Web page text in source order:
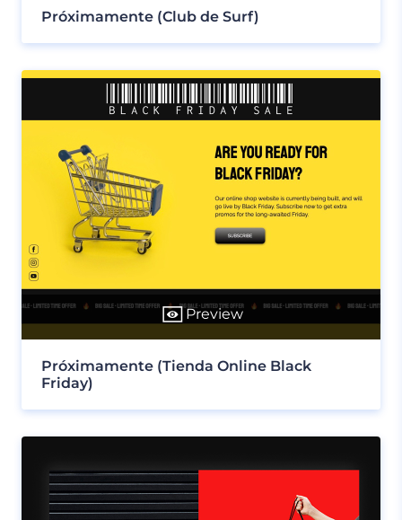
Próximamente (Club de Surf)
Preview
Próximamente (Tienda Online Black
Friday)